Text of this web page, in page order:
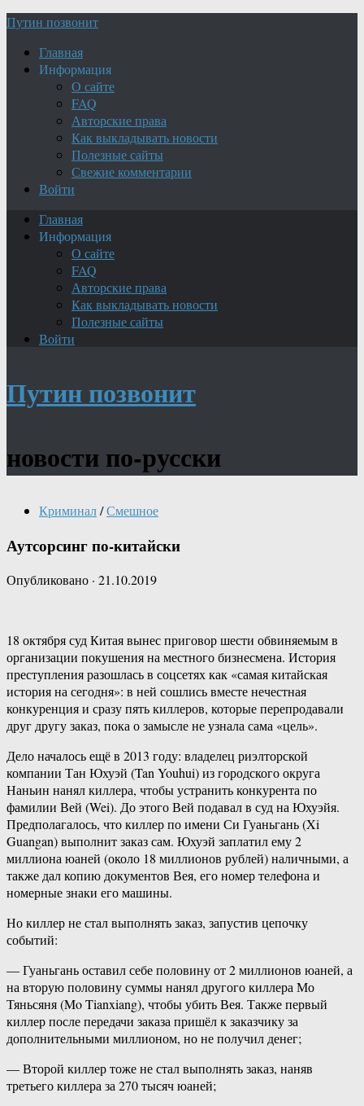
Путин позвонит
Главная
Информация
О сайте
FAQ
Авторские права
Как выкладывать новости
Полезные сайты
Свежие комментарии
Войти
Главная
Информация
О сайте
FAQ
Авторские права
Как выкладывать новости
Полезные сайты
Войти
Путин позвонит
новости по-русски
Криминал/Смешное
Аутсорсинг по-китайски
Опубликовано · 21.10.2019
18 октября суд Китая вынес приговор шести обвиняемым в
организации покушения на местного бизнесмена. История
преступления разошлась в соцсетях как «самая китайская
история на сегодня»: в ней сошлись вместе нечестная
конкуренция и сразу пять киллеров, которые перепродавали
друг другу заказ, пока о замысле не узнала сама «цель».
Дело началось ещё в 2013 году: владелец риэлторской
компании Тан Юхуэй (Tan Youhui) из городского округа
Наньин нанял киллера, чтобы устранить конкурента по
фамилии Вей (Wei). До этого Вей подавал в суд на Юхуэйя.
Предполагалось, что киллер по имени Си Гуаньгань (Xi
Guangan) выполнит заказ сам. Юхуэй заплатил ему 2
миллиона юаней (около 18 миллионов рублей) наличными, а
также дал копию документов Вея, его номер телефона и
номерные знаки его машины.
Но киллер не стал выполнять заказ, запустив цепочку
событий:
— Гуаньгань оставил себе половину от 2 миллионов юаней, а
на вторую половину суммы нанял другого киллера Мо
Тяньсяня (Mo Tianxiang), чтобы убить Вея. Также первый
киллер после передачи заказа пришёл к заказчику за
дополнительными миллионом, но не получил денег;
— Второй киллер тоже не стал выполнять заказ, наняв
третьего киллера за 270 тысяч юаней;